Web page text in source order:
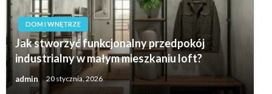
DOM I WNĘTRZE
Jak stworzyć funkcjonalny przedpokój
industrialny w małym mieszkaniu loft?
admin 20 stycznia, 2026